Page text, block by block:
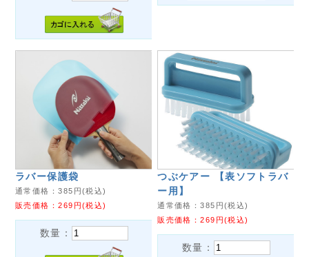
ラバー保護袋
通常価格：385 円(税込)
販売価格：269 円(税込)
数量：
つぶケアー 【表ソフトラバ
ー用】
通常価格：385 円(税込)
販売価格：269 円(税込)
数量：